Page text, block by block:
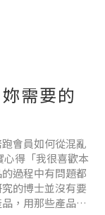
臉頰敏弱不適經
需要的
會員如何從混亂
得「我很喜歡本
過程中有問題都
的博士並沒有要
，用那些產品為